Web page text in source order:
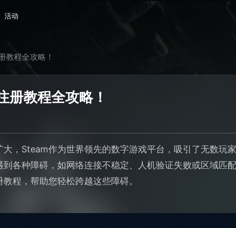
活动
教程全攻略！
教程全攻略！
大，Steam作为世界领先的数字游戏平台，吸引了无数玩
各种障碍，如网络连接不稳定、人机验证失败或区域匹
程，帮助您轻松跨越这些障碍。